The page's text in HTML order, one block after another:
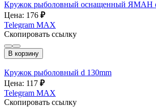
Кружок рыболовный оснащенный ЯМАН
Цена: 176 ₽
Telegram MAX
Скопировать ссылку
В корзину
Кружок рыболовный d 130mm
Цена: 117 ₽
Telegram MAX
Скопировать ссылку